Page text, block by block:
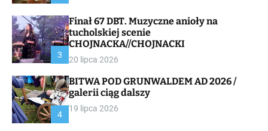
3
Finał 67 DBT. Muzyczne anioły na
tucholskiej scenie
CHOJNACKA//CHOJNACKI
20 lipca 2026
4
BITWA POD GRUNWALDEM AD 2026 /
galerii ciąg dalszy
19 lipca 2026